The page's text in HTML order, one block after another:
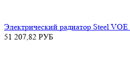
Электрический радиатор Steel
51 207,82 РУБ